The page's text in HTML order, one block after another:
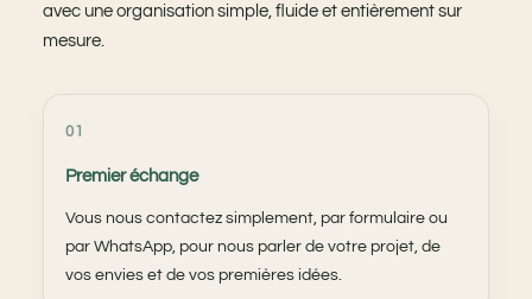
avec une organisation simple, fluide et entièrement sur
mesure.
01
Premier échange
Vous nous contactez simplement, par formulaire ou
par WhatsApp, pour nous parler de votre projet, de
vos envies et de vos premières idées.